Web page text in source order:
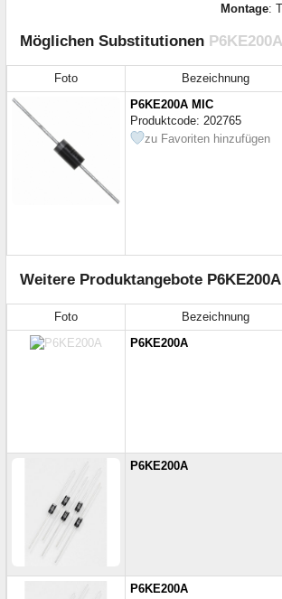
Montage:
Möglichen Substitutionen
Foto Bezeichnung
P6KE200A MIC
Produktcode: 202765
zu Favoriten hinzufügen
Weitere Produktangebote
Foto Bezeichnung
P6KE200A
P6KE200A
P6KE200A